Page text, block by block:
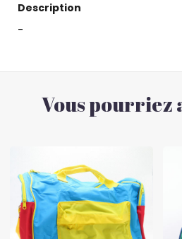
Description
-
Vous pourriez